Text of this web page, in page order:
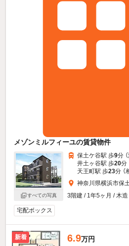
メゾンミルフィーユの賃貸物件
すべての写真
保土ケ谷駅 歩9分
井土ヶ谷駅 歩20分
天王町駅 歩23分 （
神奈川県横浜市保
3階建 / 1年5ヶ月 / 木造
宅配ボックス
新着 6.9万円